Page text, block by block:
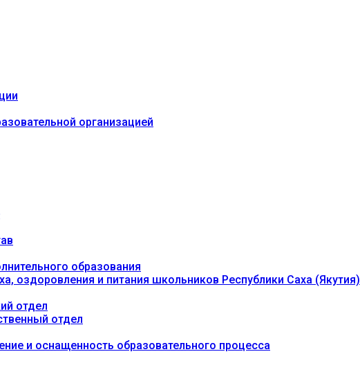
организацией
образования
оздоровления и питания школьников Республики Саха (Якутия)
отдел
отдел
и оснащенность образовательного процесса